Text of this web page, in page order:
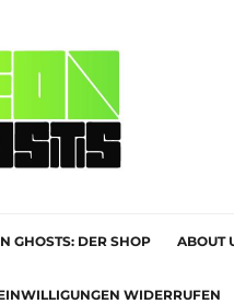
GHOSTS: DER SHOP ABOUT
WIDERRUFEN